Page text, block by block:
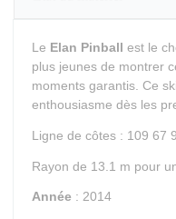
Le Elan Pinball est le
plus jeunes de montrer
moments garantis. Ce
enthousiasme dès les
Ligne de côtes : 109 67
Rayon de 13.1 m pour
Année : 2014